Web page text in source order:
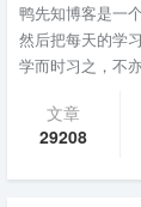
鸭先知博客是一
然后把每天的学
学而时习之，不
文章
29208